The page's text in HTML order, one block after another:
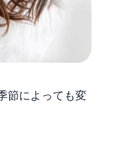
節によっても変